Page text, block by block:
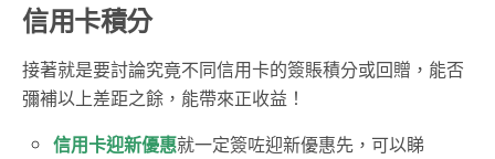
信用卡積分
接著就是要討論究竟不同信用卡的簽賬積分或回贈，能否
彌補以上差距之餘，能帶來正收益！
信用卡迎新優惠就一定簽咗迎新優惠先，可以睇